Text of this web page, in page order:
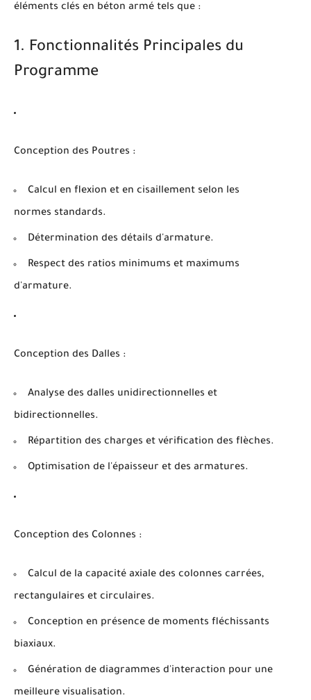
éléments clés en béton armé tels que :
1. Fonctionnalités Principales du
Programme
Conception des Poutres :
Calcul en flexion et en cisaillement selon les
normes standards.
Détermination des détails d'armature.
Respect des ratios minimums et maximums
d'armature.
Conception des Dalles :
Analyse des dalles unidirectionnelles et
bidirectionnelles.
Répartition des charges et vérification des flèches.
Optimisation de l'épaisseur et des armatures.
Conception des Colonnes :
Calcul de la capacité axiale des colonnes carrées,
rectangulaires et circulaires.
Conception en présence de moments fléchissants
biaxiaux.
Génération de diagrammes d'interaction pour une
meilleure visualisation.